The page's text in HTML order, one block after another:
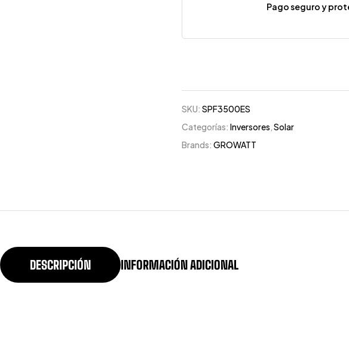
Pago seguro y
SKU:SPF3500ES
Categorías:Inversores,Solar
Brands:GROWATT
DESCRIPCIÓN INFORMACIÓN ADICIONAL